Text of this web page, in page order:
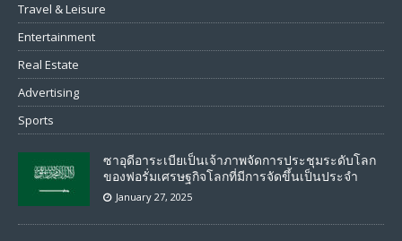
Travel & Leisure
Entertainment
Real Estate
Advertising
Sports
ซาอุดีอาระเบียเป็นเจ้าภาพจัดการประชุมระดับโลก
ของฟอรั่มเศรษฐกิจโลกที่มีการจัดขึ้นเป็นประจำ
January 27, 2025